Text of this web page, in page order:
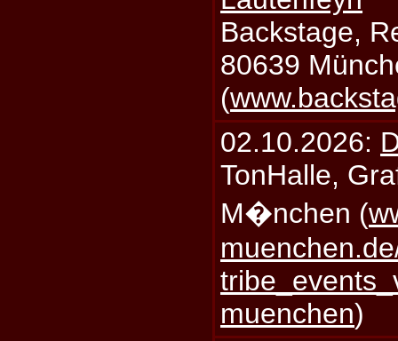
Backstage,
80639
(
02.10.2026:
TonHalle,
M�nchen (
muenchen)